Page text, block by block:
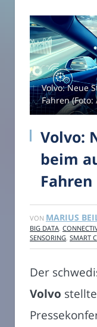
Volvo: Neue
Fahren (Foto:
Volvo:
beim
Fahren
VON MARIUS
BIG DATA
SENSORING SMART
Der
Volvo